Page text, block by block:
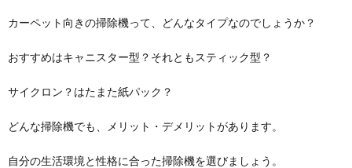
カーペット向きの掃除機って、どんなタイプなのでしょうか？
おすすめはキャニスター型？それともスティック型？
サイクロン？はたまた紙パック？
どんな掃除機でも、メリット・デメリットがあります。
自分の生活環境と性格に合った掃除機を選びましょう。